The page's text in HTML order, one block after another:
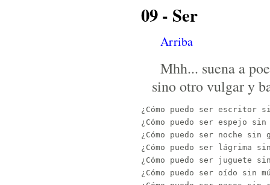
09 - Ser
Arriba
Mhh... suena a
sino otro vulgar y
¿Cómo puedo ser
¿Cómo puedo ser espejo
¿Cómo puedo ser noche
¿Cómo puedo ser lágrima
¿Cómo puedo ser juguete
¿Cómo puedo ser oído sin